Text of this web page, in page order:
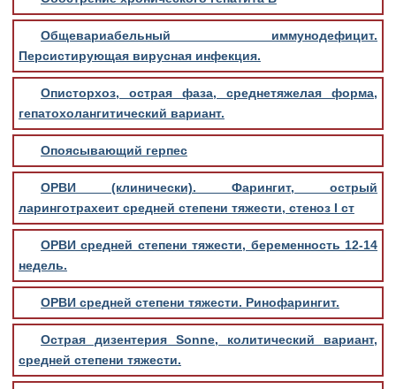
Общевариабельный иммунодефицит.
Персистирующая вирусная инфекция.
Описторхоз, острая фаза, среднетяжелая форма,
гепатохолангитический вариант.
Опоясывающий герпес
ОРВИ (клинически). Фарингит, острый
ларинготрахеит средней степени тяжести, стеноз I ст
ОРВИ средней степени тяжести, беременность 12-14
недель.
ОРВИ средней степени тяжести. Ринофарингит.
Острая дизентерия Sonne, колитический вариант,
средней степени тяжести.